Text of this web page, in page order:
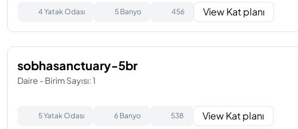
4 Yatak Odası 5 Banyo 456 View Kat planı
sobhasanctuary-5br
Daire - Birim Sayısı: 1
5 Yatak Odası 6 Banyo 538 View Kat planı